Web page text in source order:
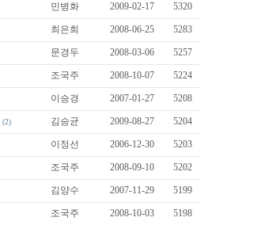
민병화 2009-02-17 5320
최은희 2008-06-25 5283
문경두 2008-03-06 5257
조국주 2008-10-07 5224
이승경 2007-01-27 5208
(2) 김승균 2009-08-27 5204
이정선 2006-12-30 5203
조국주 2008-09-10 5202
김양수 2007-11-29 5199
조국주 2008-10-03 5198